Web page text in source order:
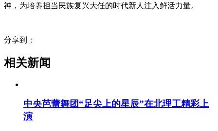
神，为培养担当民族复兴大任的时代新人注入鲜活力量。
分享到：
相关新闻
中央芭蕾舞团“足尖上的星辰”在北理工精彩上
演